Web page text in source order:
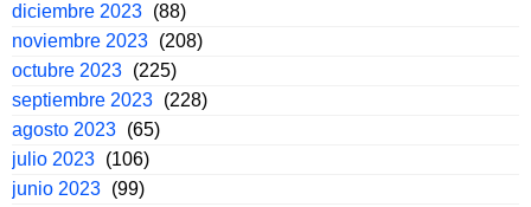
diciembre 2023 (88)
noviembre 2023 (208)
octubre 2023 (225)
septiembre 2023 (228)
agosto 2023 (65)
julio 2023 (106)
junio 2023 (99)